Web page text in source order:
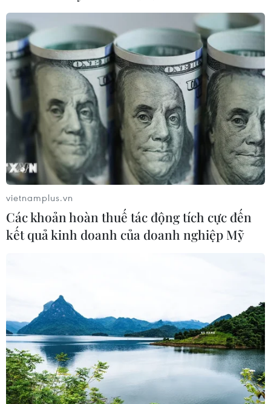
TIN CÙNG CHUYÊN MỤC
vietnamplus.vn
Các khoản hoàn thuế tác động tích cực đến
kết quả kinh doanh của doanh nghiệp Mỹ